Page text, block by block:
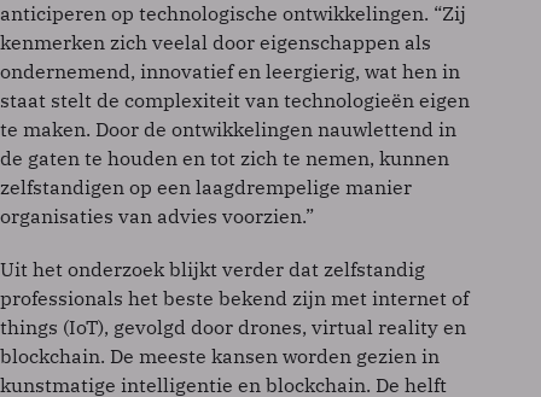
anticiperen op technologische ontwikkelingen. “Zij
kenmerken zich veelal door eigenschappen als
ondernemend, innovatief en leergierig, wat hen in
staat stelt de complexiteit van technologieën eigen
te maken. Door de ontwikkelingen nauwlettend in
de gaten te houden en tot zich te nemen, kunnen
zelfstandigen op een laagdrempelige manier
organisaties van advies voorzien.”
Uit het onderzoek blijkt verder dat zelfstandig
professionals het beste bekend zijn met internet of
things (IoT), gevolgd door drones, virtual reality en
blockchain. De meeste kansen worden gezien in
kunstmatige intelligentie en blockchain. De helft